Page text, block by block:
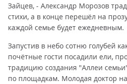
Зайцев, - Александр Морозов
стихи, а в конце перешёл на
каждой семье будет ежедневным.
Запустив в небо сотню голубей
почётные гости посадили ели,
традицию создания "Аллеи
по площадкам. Молодая доктор